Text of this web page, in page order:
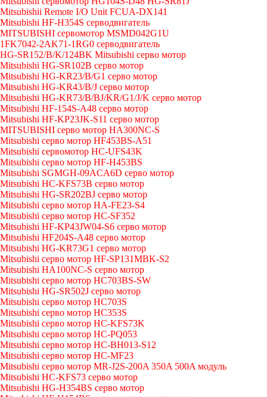
Mitsubishii Remote I/O Unit FCUA-DX141
Mitsubishi HF-H354S серводвигатель
MITSUBISHI сервомотор MSMD042G1U
1FK7042-2AK71-1RG0 серводвигатель
HG-SR152/B/K/124BK Mitsubishi серво мотор
Mitsubishi HG-SR102B серво мотор
Mitsubishi HG-KR23/B/G1 серво мотор
Mitsubishi HG-KR43/B/J серво мотор
Mitsubishi HG-KR73/B/BJ/KR/G1/J/K серво мотор
Mitsubishi HF-154S-A48 серво мотор
Mitsubishi HF-KP23JK-S11 серво мотор
MITSUBISHI серво мотор HA300NC-S
Mitsubishi серво мотор HF453BS-A51
Mitsubishi сервомотор HC-UFS43K
Mitsubishi серво мотор HF-H453BS
Mitsubishi SGMGH-09ACA6D серво мотор
Mitsubishi HC-KFS73B серво мотор
Mitsubishi HG-SR202BJ серво мотор
Mitsubishi серво мотор HA-FE23-S4
Mitsubishi серво мотор HC-SF352
Mitsubishi HF-KP43JW04-S6 серво мотор
Mitsubishi HF204S-A48 серво мотор
Mitsubishi HG-KR73G1 серво мотор
Mitsubishi серво мотор HF-SP131MBK-S2
Mitsubishi HA100NC-S серво мотор
Mitsubishi серво мотор HC703BS-SW
Mitsubishi HG-SR502J серво мотор
Mitsubishi серво мотор HC703S
Mitsubishi серво мотор HC353S
Mitsubishi серво мотор HC-KFS73K
Mitsubishi серво мотор HC-PQ053
Mitsubishi серво мотор HC-BH013-S12
Mitsubishi серво мотор HC-MF23
Mitsubishi серво мотор MR-J2S-200A 350A 500A модуль
Mitsubishi HC-KFS73 серво мотор
Mitsubishi HG-H354BS серво мотор